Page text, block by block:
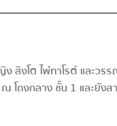
สิงโต ไพ่ทาโรต์ แล
งกลาง ชั้น 1 และยังส